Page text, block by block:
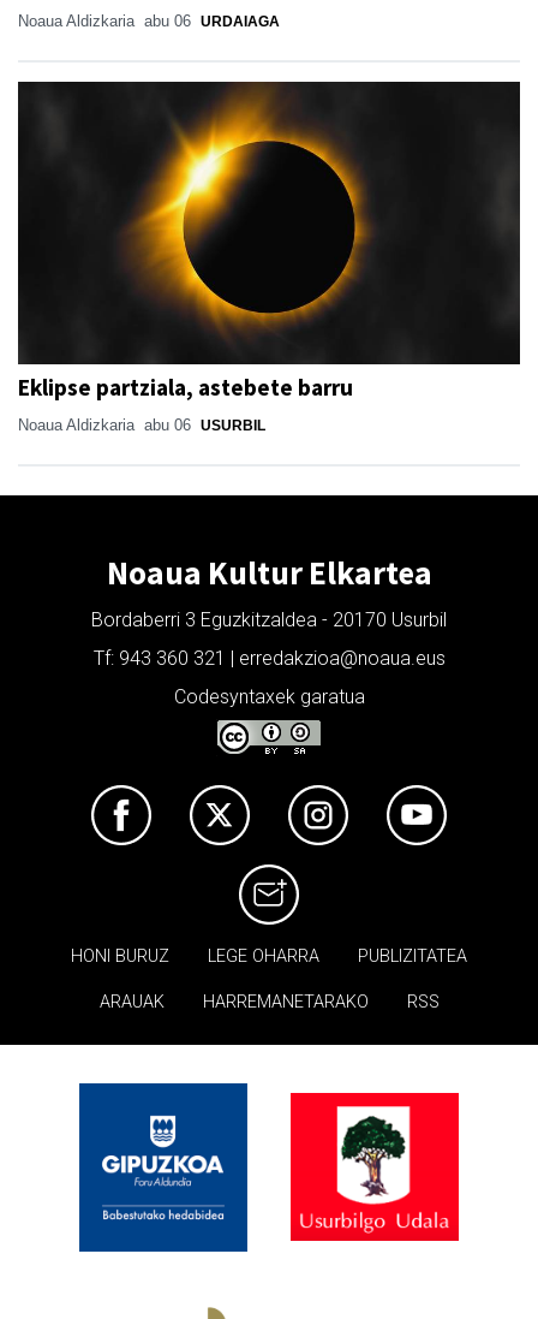
Noaua Aldizkaria abu 06 URDAIAGA
Eklipse partziala, astebete barru
Noaua Aldizkaria abu 06 USURBIL
Noaua Kultur Elkartea
Bordaberri 3 Eguzkitzaldea - 20170 Usurbil
Tf: 943 360 321 | erredakzioa@noaua.eus
Codesyntaxek garatua
HONI BURUZ LEGE OHARRA PUBLIZITATEA
ARAUAK HARREMANETARAKO RSS